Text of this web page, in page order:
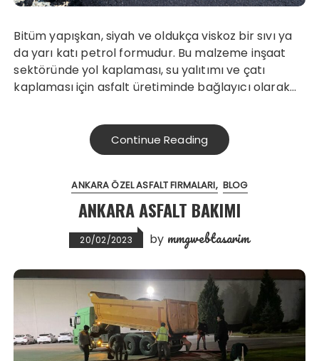
Bitüm yapışkan, siyah ve oldukça viskoz bir sıvı ya
da yarı katı petrol formudur. Bu malzeme inşaat
sektöründe yol kaplaması, su yalıtımı ve çatı
kaplaması için asfalt üretiminde bağlayıcı olarak…
Continue Reading
ANKARA ÖZEL ASFALT FIRMALARI BLOG
ANKARA ASFALT BAKIMI
20/02/2023 by mmgwebtasarim